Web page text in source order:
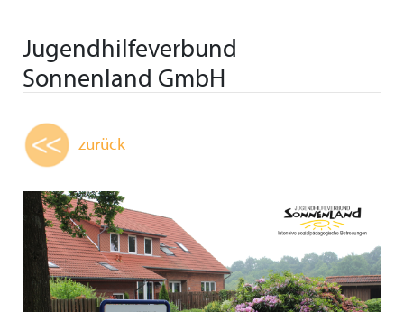
Jugendhilfeverbund
Sonnenland GmbH
zurück